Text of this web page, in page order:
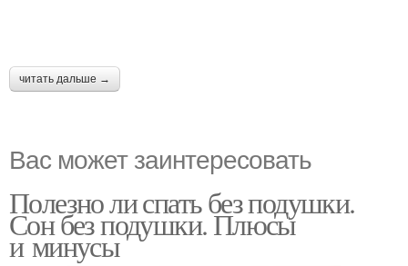
читать дальше →
Вас может заинтересовать
Полезно ли спать без подушки.
Сон без подушки. Плюсы
и минусы